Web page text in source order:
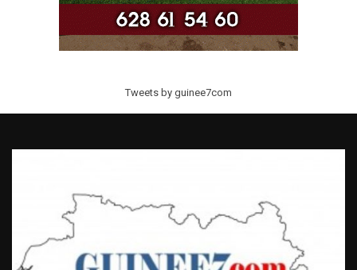
Tweets by guinee7com